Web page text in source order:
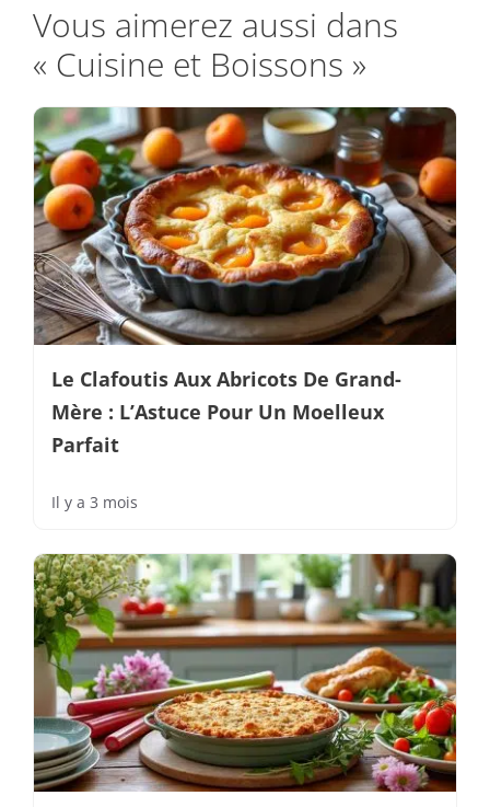
Vous aimerez aussi dans
« Cuisine et Boissons »
Le Clafoutis Aux Abricots De Grand-
Mère : L’Astuce Pour Un Moelleux
Parfait
Il y a 3 mois